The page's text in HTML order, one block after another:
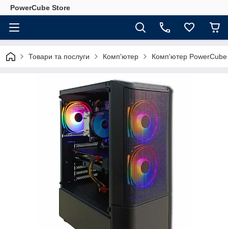
PowerCube Store
Товари та послуги Комп'ютер Комп'ютер